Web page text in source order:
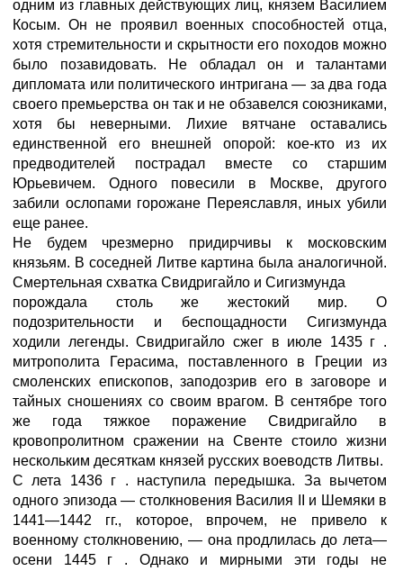
одним из главных действующих лиц, князем Василием
Косым. Он не проявил военных способностей отца,
хотя стремительности и скрытности его походов можно
было позавидовать. Не обладал он и талантами
дипломата или политического интригана — за два года
своего премьерства он так и не обзавелся союзниками,
хотя бы неверными. Лихие вятчане оставались
единственной его внешней опорой: кое-кто из их
предводителей пострадал вместе со старшим
Юрьевичем. Одного повесили в Москве, другого
забили ослопами горожане Переяславля, иных убили
еще ранее.
Не будем чрезмерно придирчивы к московским
князьям. В соседней Литве картина была аналогичной.
Смертельная схватка Свидригайло и Сигизмунда
порождала столь же жестокий мир. О
подозрительности и беспощадности Сигизмунда
ходили легенды. Свидригайло сжег в июле 1435 г .
митрополита Герасима, поставленного в Греции из
смоленских епископов, заподозрив его в заговоре и
тайных сношениях со своим врагом. В сентябре того
же года тяжкое поражение Свидригайло в
кровопролитном сражении на Свенте стоило жизни
нескольким десяткам князей русских воеводств Литвы.
С лета 1436 г . наступила передышка. За вычетом
одного эпизода — столкновения Василия II и Шемяки в
1441—1442 гг., которое, впрочем, не привело к
военному столкновению, — она продлилась до лета—
осени 1445 г . Однако и мирными эти годы не